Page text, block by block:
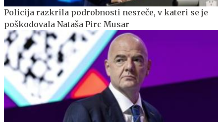
Policija razkrila podrobnosti nesreče, v kateri se je
poškodovala Nataša Pirc Musar